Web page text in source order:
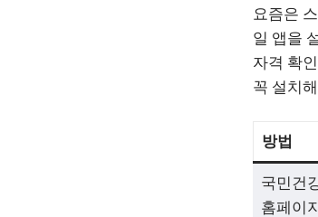
요즘은
일 앱을
자격 확
꼭 설치
방법
국민건
홈페이